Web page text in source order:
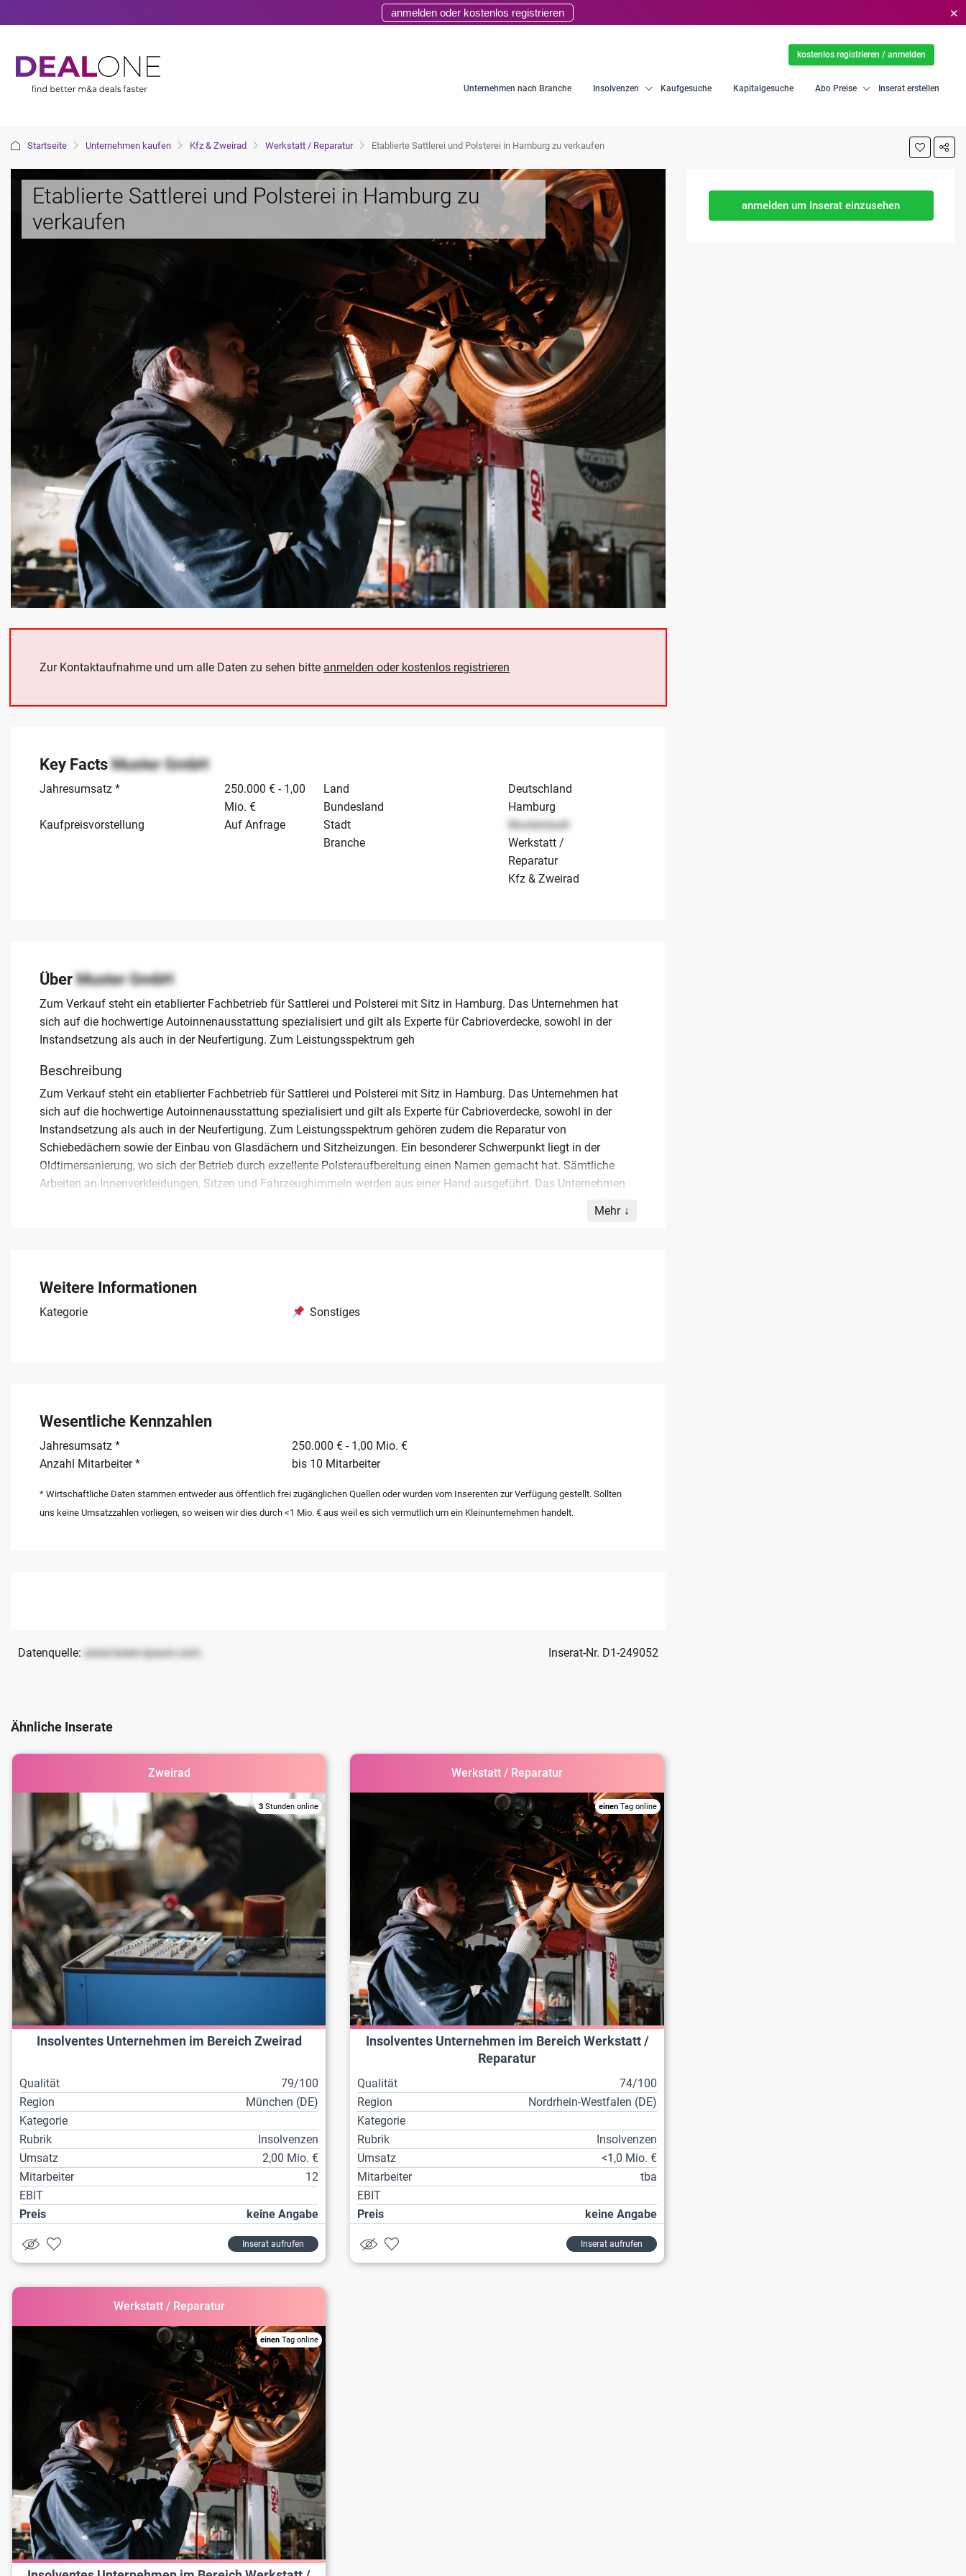
anmelden oder kostenlos registrieren ✕
Unternehmen nach Branche Insolvenzen Kaufgesuche Kapitalgesuche Abo Preise Inserat erstellen
kostenlos registrieren / anmelden
Startseite Unternehmen kaufen Kfz & Zweirad Werkstatt / Reparatur Etablierte Sattlerei und Polsterei in Hamburg zu verkaufen
Etablierte Sattlerei und Polsterei in Hamburg zu
verkaufen
Zur Kontaktaufnahme und um alle Daten zu sehen bitte anmelden oder kostenlos registrieren
Key FactsMuster GmbH
Jahresumsatz *
250.000 € - 1,00
Mio. €
Kaufpreisvorstellung
Auf Anfrage
Land
Deutschland
Bundesland
Hamburg
Stadt
Musterstadt
Branche
Werkstatt /
Reparatur
Kfz & Zweirad
ÜberMuster GmbH
Zum Verkauf steht ein etablierter Fachbetrieb für Sattlerei und Polsterei mit Sitz in Hamburg. Das Unternehmen hat
sich auf die hochwertige Autoinnenausstattung spezialisiert und gilt als Experte für Cabrioverdecke, sowohl in der
Instandsetzung als auch in der Neufertigung. Zum Leistungsspektrum geh
Beschreibung
Zum Verkauf steht ein etablierter Fachbetrieb für Sattlerei und Polsterei mit Sitz in Hamburg. Das Unternehmen hat
sich auf die hochwertige Autoinnenausstattung spezialisiert und gilt als Experte für Cabrioverdecke, sowohl in der
Instandsetzung als auch in der Neufertigung. Zum Leistungsspektrum gehören zudem die Reparatur von
Schiebedächern sowie der Einbau von Glasdächern und Sitzheizungen. Ein besonderer Schwerpunkt liegt in der
Oldtimersanierung, wo sich der Betrieb durch exzellente Polsteraufbereitung einen Namen gemacht hat. Sämtliche
Arbeiten an Innenverkleidungen, Sitzen und Fahrzeughimmeln werden aus einer Hand ausgeführt. Das Unternehmen
zu profitieren.
Mehr
Weitere Informationen
Kategorie Sonstiges
Wesentliche Kennzahlen
Jahresumsatz *
250.000 € - 1,00 Mio. €
Anzahl Mitarbeiter *
bis 10 Mitarbeiter
* Wirtschaftliche Daten stammen entweder aus öffentlich frei zugänglichen Quellen oder wurden vom Inserenten zur Verfügung gestellt. Sollten
uns keine Umsatzzahlen vorliegen, so weisen wir dies durch <1 Mio. € aus weil es sich vermutlich um ein Kleinunternehmen handelt.
Datenquelle: www.lorem-ipsum.com Inserat-Nr. D1-249052
Ähnliche Inserate
Zweirad
3 Stunden online
Insolventes Unternehmen im Bereich Zweirad
Qualität
79/100
Region
München (DE)
Kategorie
Rubrik
Insolvenzen
Umsatz
2,00 Mio. €
Mitarbeiter
12
EBIT
Preis
keine Angabe
Inserat aufrufen
Werkstatt / Reparatur
einenTag online
Insolventes Unternehmen im Bereich Werkstatt /
Reparatur
Qualität
74/100
Region
Nordrhein-Westfalen (DE)
Kategorie
Rubrik
Insolvenzen
Umsatz
<1,0 Mio. €
Mitarbeiter
tba
EBIT
Preis
keine Angabe
Inserat aufrufen
Werkstatt / Reparatur
einen Tag online
anmelden um Inserat einzusehen